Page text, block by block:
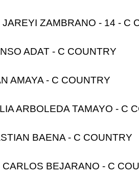
JAREYI ZAMBRANO - 14 - C
ADAT - C COUNTRY
AMAYA - C COUNTRY
ARBOLEDA TAMAYO - C
BAENA - C COUNTRY
CARLOS BEJARANO - C